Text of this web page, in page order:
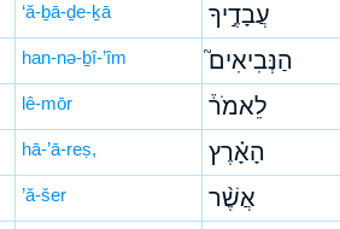
‘ă-ḇā-ḏe-ḵā עֲבָדֶ֣יךָ
han-nə-ḇî-’îm הַנְּבִיאִים֮
lê-mōr לֵאמֹר֒
hā-’ā-reṣ, הָאָ֗רֶץ
’ă-šer אֲשֶׁ֨ר